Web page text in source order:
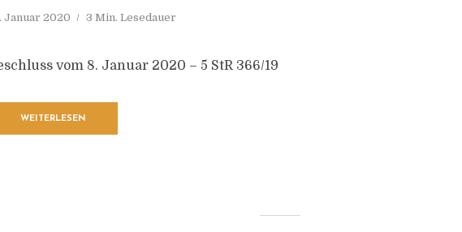
Januar 2020 3 Min. Lesedauer
vom 8. Januar 2020 – 5 StR 366/19
WEITERLESEN